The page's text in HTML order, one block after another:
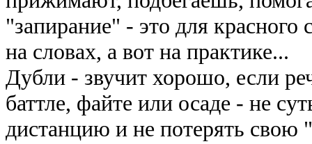
"запирание" - это для
на словах, а вот на практике...
Дубли - звучит хорошо, если
баттле, файте или осаде - не
дистанцию и не потерять свою